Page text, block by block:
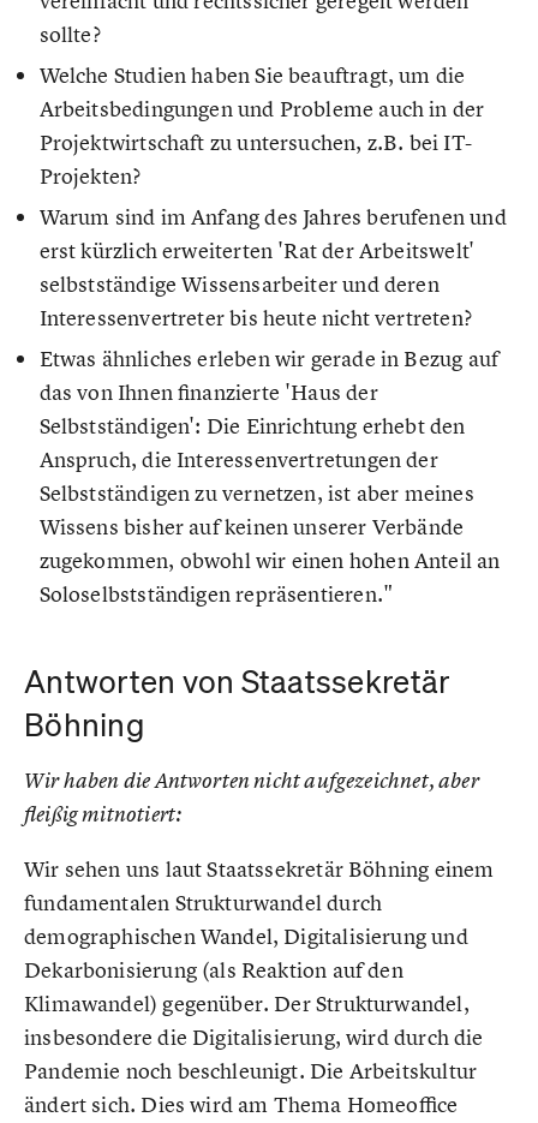
sollte?
Welche Studien haben Sie beauftragt, um die
Arbeitsbedingungen und Probleme auch in der
Projektwirtschaft zu untersuchen, z.B. bei IT-
Projekten?
Warum sind im Anfang des Jahres berufenen und
erst kürzlich erweiterten 'Rat der Arbeitswelt'
selbstständige Wissensarbeiter und deren
Interessenvertreter bis heute nicht vertreten?
Etwas ähnliches erleben wir gerade in Bezug auf
das von Ihnen finanzierte 'Haus der
Selbstständigen': Die Einrichtung erhebt den
Anspruch, die Interessenvertretungen der
Selbstständigen zu vernetzen, ist aber meines
Wissens bisher auf keinen unserer Verbände
zugekommen, obwohl wir einen hohen Anteil an
Soloselbstständigen repräsentieren."
Antworten von Staatssekretär
Böhning
Wir haben die Antworten nicht aufgezeichnet, aber
fleißig mitnotiert:
Wir sehen uns laut Staatssekretär Böhning einem
fundamentalen Strukturwandel durch
demographischen Wandel, Digitalisierung und
Dekarbonisierung (als Reaktion auf den
Klimawandel) gegenüber. Der Strukturwandel,
insbesondere die Digitalisierung, wird durch die
Pandemie noch beschleunigt. Die Arbeitskultur
ändert sich. Dies wird am Thema Homeoffice